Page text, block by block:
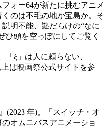
ォー64が新たに挑むアニメ
のは不毛の地か宝島か。そ
明不能、謎だらけの“なに
ひ頭を空っぽにしてご覧く
「ξ」は人に頼らない、
は映画祭公式サイトを参
(2023 年)。「スイッチ・オ
オムニバスアニメーショ